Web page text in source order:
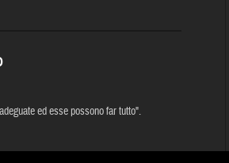
ed esse possono far tutto".